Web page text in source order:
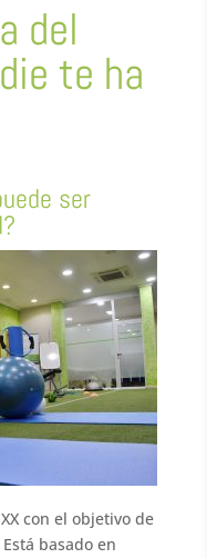
del
te ha
ser
con el objetivo de
basado en